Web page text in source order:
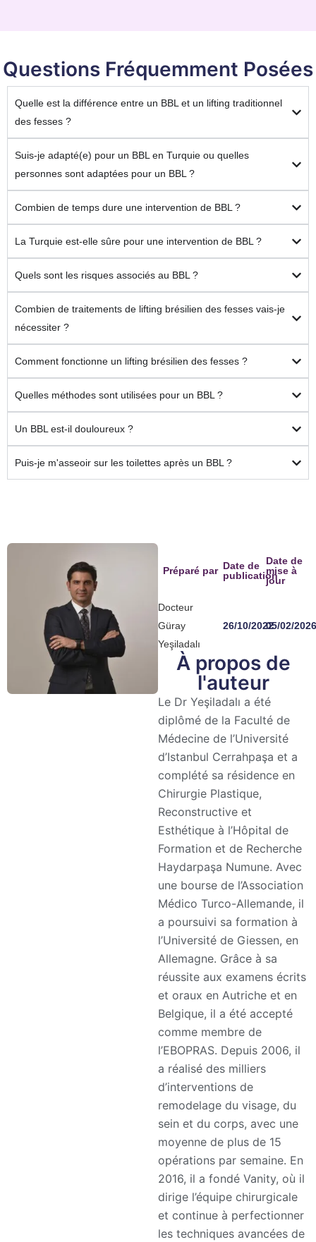
Questions Fréquemment Posées
Quelle est la différence entre un BBL et un lifting traditionnel
des fesses ?
Suis-je adapté(e) pour un BBL en Turquie ou quelles
personnes sont adaptées pour un BBL ?
Combien de temps dure une intervention de BBL ?
La Turquie est-elle sûre pour une intervention de BBL ?
Quels sont les risques associés au BBL ?
Combien de traitements de lifting brésilien des fesses vais-je
nécessiter ?
Comment fonctionne un lifting brésilien des fesses ?
Quelles méthodes sont utilisées pour un BBL ?
Un BBL est-il douloureux ?
Puis-je m'asseoir sur les toilettes après un BBL ?
À propos de
l'auteur
Préparé par Date de
publication
Date de
mise à
jour
Docteur
Güray
Yeşiladalı
26/10/202205/02/2026
Le Dr Yeşiladalı a été
diplômé de la Faculté de
Médecine de l’Université
d’Istanbul Cerrahpaşa et a
complété sa résidence en
Chirurgie Plastique,
Reconstructive et
Esthétique à l’Hôpital de
Formation et de Recherche
Haydarpaşa Numune. Avec
une bourse de l’Association
Médico Turco-Allemande, il
a poursuivi sa formation à
l’Université de Giessen, en
Allemagne. Grâce à sa
réussite aux examens écrits
et oraux en Autriche et en
Belgique, il a été accepté
comme membre de
l’EBOPRAS. Depuis 2006, il
a réalisé des milliers
d’interventions de
remodelage du visage, du
sein et du corps, avec une
moyenne de plus de 15
opérations par semaine. En
2016, il a fondé Vanity, où il
dirige l’équipe chirurgicale
et continue à perfectionner
les techniques avancées de